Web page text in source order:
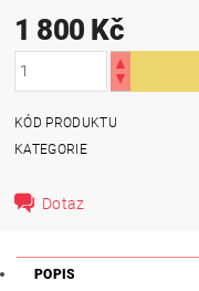
1 800 Kč
KÓD PRODUKTU
KATEGORIE
Dotaz
POPIS